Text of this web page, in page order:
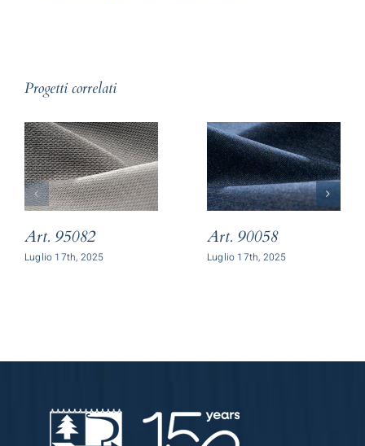
Progetti correlati
Art. 95082
Luglio 17th, 2025
Art. 90058
Luglio 17th, 2025